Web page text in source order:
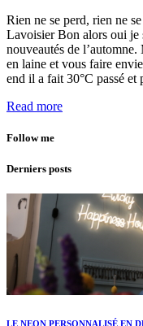
Rien ne se perd, rien ne
Lavoisier Bon alors oui je
nouveautés de
en laine et vous faire
end il a fait 30°C passé
Read more
Follow me
Derniers posts
LE NEON PERSONNALISÉ EN